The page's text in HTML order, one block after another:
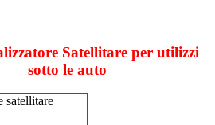
Satellitare per utilizzi
sotto le auto